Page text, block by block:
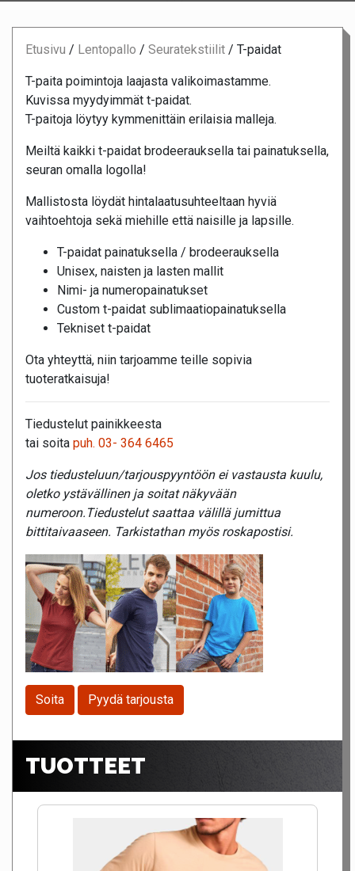
Etusivu / Lentopallo / Seuratekstiilit / T-paidat
T-paita poimintoja laajasta valikoimastamme.
Kuvissa myydyimmät t-paidat.
T-paitoja löytyy kymmenittäin erilaisia malleja.
Meiltä kaikki t-paidat brodeerauksella tai painatuksella,
seuran omalla logolla!
Mallistosta löydät hintalaatusuhteeltaan hyviä
vaihtoehtoja sekä miehille että naisille ja lapsille.
T-paidat painatuksella / brodeerauksella
Unisex, naisten ja lasten mallit
Nimi- ja numeropainatukset
Custom t-paidat sublimaatiopainatuksella
Tekniset t-paidat
Ota yhteyttä, niin tarjoamme teille sopivia
tuoteratkaisuja!
Tiedustelut painikkeesta
tai soita puh. 03- 364 6465
Jos tiedusteluun/tarjouspyyntöön ei vastausta kuulu,
oletko ystävällinen ja soitat näkyvään
numeroon.Tiedustelut saattaa välillä jumittua
bittitaivaaseen. Tarkistathan myös roskapostisi.
Soita Pyydä tarjousta
TUOTTEET